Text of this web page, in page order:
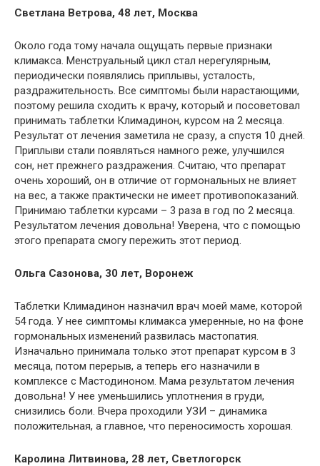
Светлана Ветрова, 48 лет, Москва
Около года тому начала ощущать первые признаки
климакса. Менструальный цикл стал нерегулярным,
периодически появлялись приплывы, усталость,
раздражительность. Все симптомы были нарастающими,
поэтому решила сходить к врачу, который и посоветовал
принимать таблетки Климадинон, курсом на 2 месяца.
Результат от лечения заметила не сразу, а спустя 10 дней.
Приплыви стали появляться намного реже, улучшился
сон, нет прежнего раздражения. Считаю, что препарат
очень хороший, он в отличие от гормональных не влияет
на вес, а также практически не имеет противопоказаний.
Принимаю таблетки курсами – 3 раза в год по 2 месяца.
Результатом лечения довольна! Уверена, что с помощью
этого препарата смогу пережить этот период.
Ольга Сазонова, 30 лет, Воронеж
Таблетки Климадинон назначил врач моей маме, которой
54 года. У нее симптомы климакса умеренные, но на фоне
гормональных изменений развилась мастопатия.
Изначально принимала только этот препарат курсом в 3
месяца, потом перерыв, а теперь его назначили в
комплексе с Мастодиноном. Мама результатом лечения
довольна! У нее уменьшились уплотнения в груди,
снизились боли. Вчера проходили УЗИ – динамика
положительная, а главное, что переносимость хорошая.
Каролина Литвинова, 28 лет, Светлогорск